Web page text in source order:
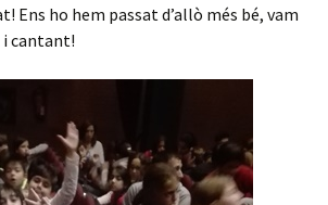
Ens ho hem passat d’allò més bé, vam
cantant!